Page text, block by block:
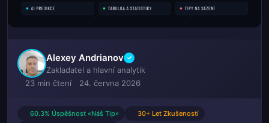
Alexey Andrianov ✓
Zakladatel a hlavní analytik
23 min čtení
24. června 2026
60.3% Úspěšnost «Náš Tip»
30+ Let Zkušeností